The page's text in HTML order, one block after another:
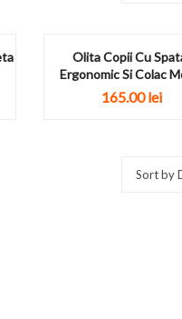
Olita Copii Cu
Ergonomic Si Colac
Capsula...
165.00lei
Sort by